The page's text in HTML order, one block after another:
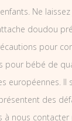
Ne
doudou
pour
pour bébé de
européennes. Il
des
à nous